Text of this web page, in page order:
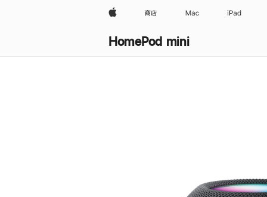
Apple 商店 Mac iPad
HomePod mini